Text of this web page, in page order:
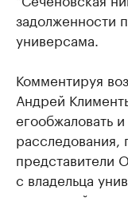
задолженности
универсама.
Комментируя
Андрей
егообжаловать
представители
с владельца